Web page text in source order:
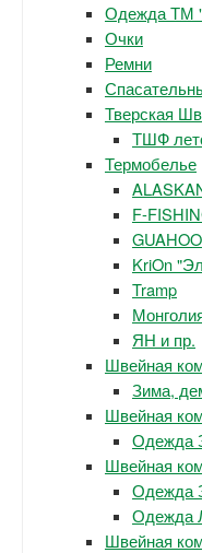
Одежда ТМ
Очки
Ремни
Тверская
ТШФ
Термобелье
F-
GUAHOO
KriOn
Tramp
ЯН и пр.
Швейная
Зима,
Швейная
Одежда
Швейная
Одежда
Одежда
Швейная